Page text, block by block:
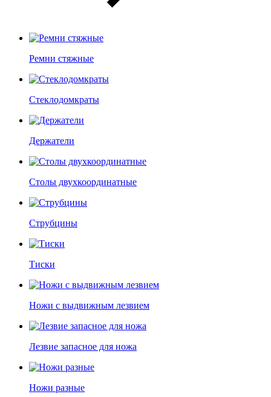
Ремни стяжные
Стеклодомкраты
Держатели
Столы двухкоординатные
Струбцины
Тиски
Ножи с выдвижным лезвием
Лезвие запасное для ножа
Ножи разные